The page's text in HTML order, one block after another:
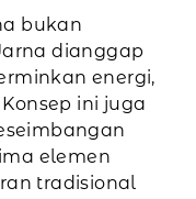
bukan
dianggap
energi,
ini juga
elemen
tradisional